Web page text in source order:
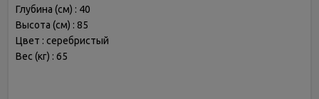
Глубина (см) : 40
Высота (см) : 85
Цвет : серебристый
Вес (кг) : 65